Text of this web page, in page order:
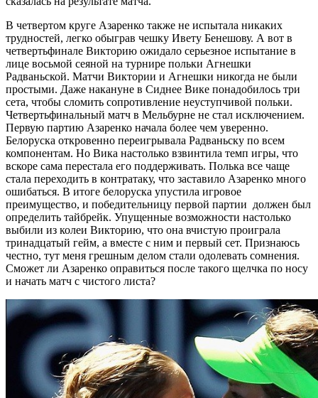
В четвертом круге Азаренко также не испытала никаких
трудностей, легко обыграв чешку Ивету Бенешову. А вот в
четвертьфинале Викторию ожидало серьезное испытание в
лице восьмой сеяной на турнире польки Агнешки
Радваньской. Матчи Виктории и Агнешки никогда не были
простыми. Даже накануне в Сиднее Вике понадобилось три
сета, чтобы сломить сопротивление неуступчивой польки.
Четвертьфинальный матч в Мельбурне не стал исключением.
Первую партию Азаренко начала более чем уверенно.
Белоруска откровенно переигрывала Радваньску по всем
компонентам. Но Вика настолько взвинтила темп игры, что
вскоре сама перестала его поддерживать. Полька все чаще
стала переходить в контратаку, что заставило Азаренко много
ошибаться. В итоге белоруска упустила игровое
преимущество, и победительницу первой партии должен был
определить тайбрейк. Упущенные возможности настолько
выбили из колеи Викторию, что она вчистую проиграла
тринадцатый гейм, а вместе с ним и первый сет. Признаюсь
честно, тут меня грешным делом стали одолевать сомнения.
Сможет ли Азаренко оправиться после такого щелчка по носу
и начать матч с чистого листа?